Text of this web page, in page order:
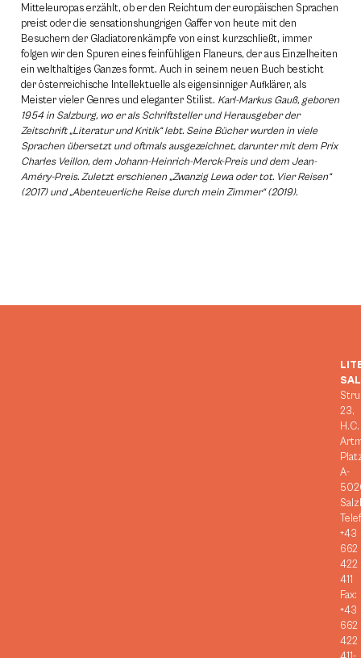
Mitteleuropas erzählt, ob er den Reichtum der europäischen Sprachen
preist oder die sensationshungrigen Gaffer von heute mit den
Besuchern der Gladiatorenkämpfe von einst kurzschließt, immer
folgen wir den Spuren eines feinfühligen Flaneurs, der aus Einzelheiten
ein welthaltiges Ganzes formt. Auch in seinem neuen Buch besticht
der österreichische Intellektuelle als eigensinniger Aufklärer, als
Meister vieler Genres und eleganter Stilist. Karl-Markus Gauß, geboren
1954 in Salzburg, wo er als Schriftsteller und Herausgeber der
Zeitschrift „Literatur und Kritik“ lebt. Seine Bücher wurden in viele
Sprachen übersetzt und oftmals ausgezeichnet, darunter mit dem Prix
Charles Veillon, dem Johann-Heinrich-Merck-Preis und dem Jean-
Améry-Preis. Zuletzt erschienen „Zwanzig Lewa oder tot. Vier Reisen“
(2017) und „Abenteuerliche Reise durch mein Zimmer“ (2019).
23,
H.C.
A-
+43
662
422
411
Fax:
+43
662
422